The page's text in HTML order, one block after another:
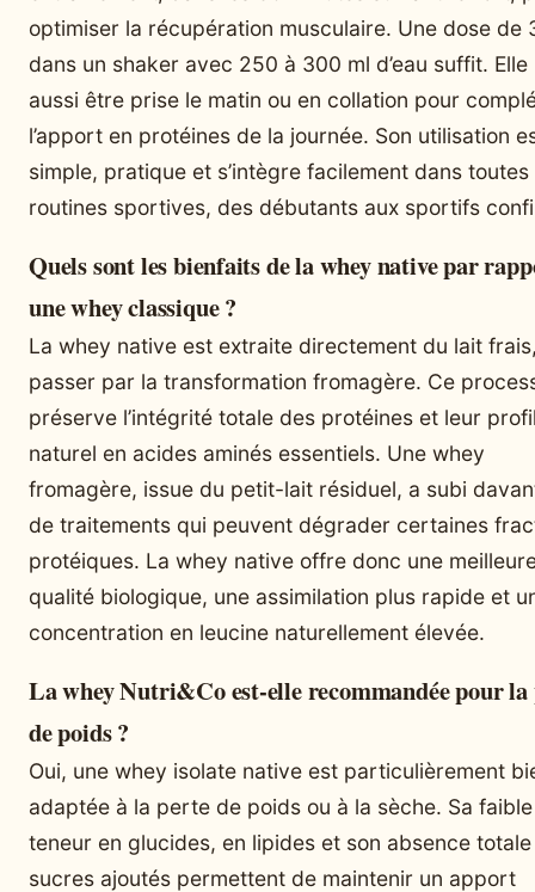
optimiser la récupération musculaire. Une dose de
dans un shaker avec 250 à 300 ml d’eau suffit. Elle
aussi être prise le matin ou en collation pour
l’apport en protéines de la journée. Son utilisation
simple, pratique et s’intègre facilement dans toutes
routines sportives, des débutants aux sportifs
Quels sont les bienfaits de la whey native par
une whey classique ?
La whey native est extraite directement du lait
passer par la transformation fromagère. Ce
préserve l’intégrité totale des protéines et leur
naturel en acides aminés essentiels. Une whey
fromagère, issue du petit-lait résiduel, a subi
de traitements qui peuvent dégrader certaines
protéiques. La whey native offre donc une
qualité biologique, une assimilation plus rapide et
concentration en leucine naturellement élevée.
La whey Nutri&Co est-elle recommandée pour la
de poids ?
Oui, une whey isolate native est particulièrement
adaptée à la perte de poids ou à la sèche. Sa faible
teneur en glucides, en lipides et son absence
sucres ajoutés permettent de maintenir un apport